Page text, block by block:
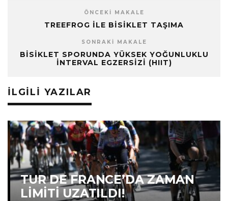
ÖNCEKI MAKALE
TREEFROG ILE BISIKLET TAŞIMA
SONRAKI MAKALE
BISIKLET SPORUNDA YÜKSEK YOĞUNLUKLU
İNTERVAL EGZERSIZI (HIIT)
İLGILI YAZILAR
TUR DE FRANCE’DA ZAMAN
LIMITI UZATILDI!